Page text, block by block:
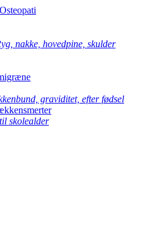
nakke, hovedpine, skulder
graviditet, efter fødsel
skolealder